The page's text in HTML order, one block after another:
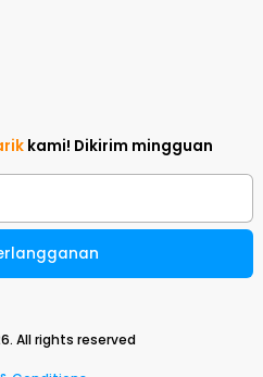
kami! Dikirim mingguan
. All rights reserved